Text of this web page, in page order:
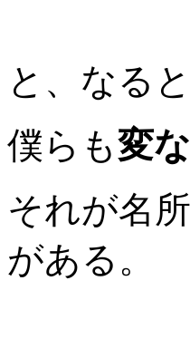
と、なると
僕らも変
それが名
がある。